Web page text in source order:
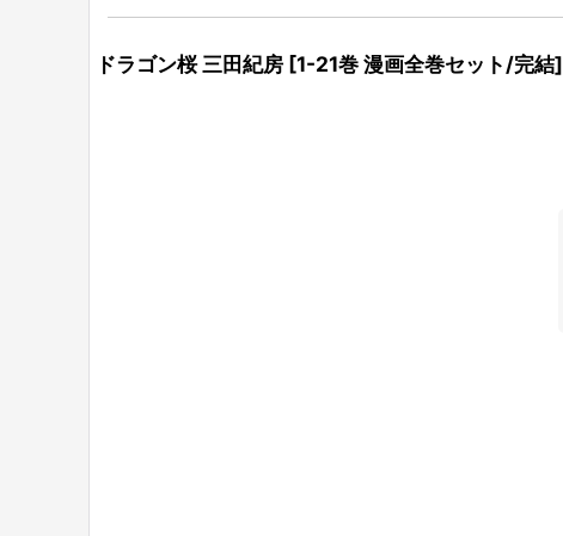
ドラゴン桜 三田紀房 [1-21巻 漫画全巻セット/完結]